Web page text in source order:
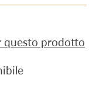
questo prodotto